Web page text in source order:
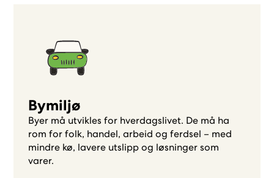
Bymiljø
Byer må utvikles for hverdagslivet. De må ha
rom for folk, handel, arbeid og ferdsel – med
mindre kø, lavere utslipp og løsninger som
varer.